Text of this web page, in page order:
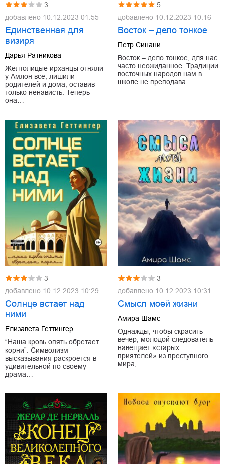
3
добавлено 10.12.2023 01:55
Единственная для
визиря
Дарья Ратникова
Желтолицые ирханцы отняли
у Амлон всё, лишили
родителей и дома, оставив
только ненависть. Теперь
она…
5
добавлено 10.12.2023 10:16
Восток – дело тонкое
Петр Синани
Восток – дело тонкое, для нас
часто неожиданное. Традиции
восточных народов нам в
школе не преподава…
3
добавлено 10.12.2023 10:29
Солнце встает над
ними
Елизавета Геттингер
“Наша кровь опять обретает
корни”. Символизм
высказывания раскроется в
удивительной по своему
драма…
3
добавлено 10.12.2023 10:31
Смысл моей жизни
Амира Шамс
Однажды, чтобы скрасить
вечер, молодой следователь
навещает «старых
приятелей» из преступного
мира, …